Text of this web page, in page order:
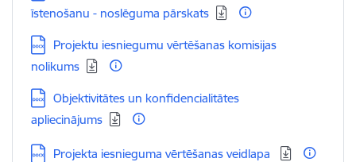
īstenošanu - noslēguma pārskats
Lejupielādēt:
Projektu iesniegumu vērtēšanas komisijas
nolikums
Lejupielādēt:
Objektivitātes un konfidencialitātes
apliecinājums
Lejupielādēt:
Projekta iesnieguma vērtēšanas veidlapa